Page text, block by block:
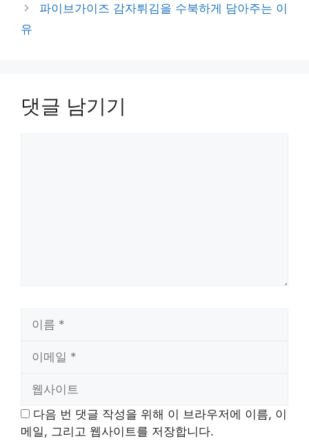
파이브가이즈 감자튀김을 수북하게 담아주는 이
유
댓글 남기기
이
트
다음 번 댓글 작성을 위해 이 브라우저에 이름, 이
메일, 그리고 웹사이트를 저장합니다.